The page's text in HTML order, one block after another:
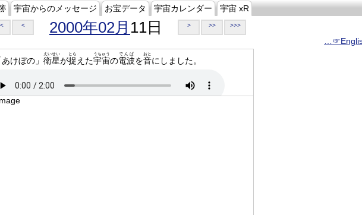
宇宙からのメッセージ お宝データ 宇宙カレンダー 宇宙 xR
< 2000年02月 11日 > >> >>>
けぼの」 衛星
えいせい
が捉
とら
えた宇宙
うちゅう
の電波
でんぱ
を音
おと
にしました。